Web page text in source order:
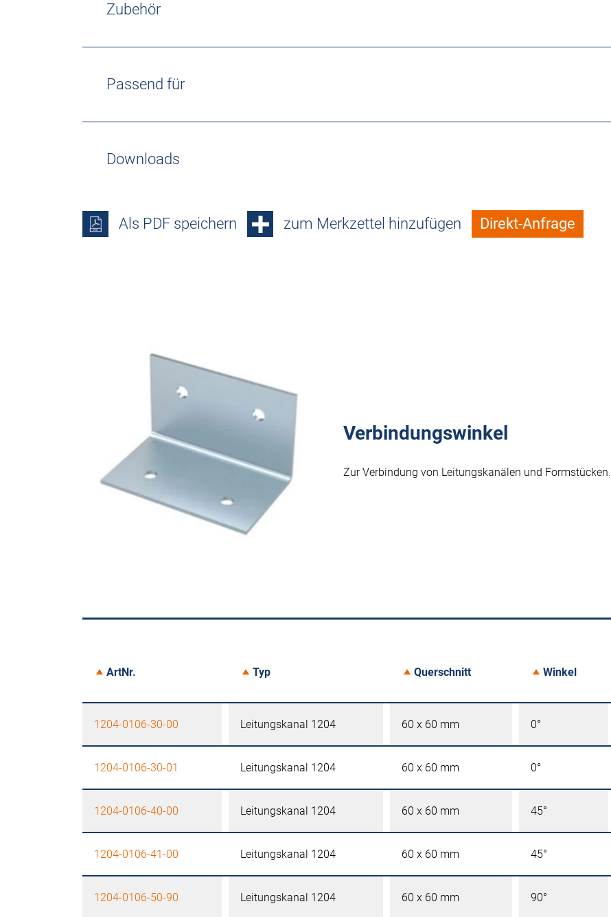
Zubehör
Passend für
Downloads
Als PDF speichern zum Merkzettel hinzufügen Direkt-Anfrage
Verbindungswinkel
Zur Verbindung von Leitungskanälen und Formstücken.
ArtNr. Typ Querschnitt Winkel
1204-0106-30-00 Leitungskanal 1204 60 x 60 mm 0°
1204-0106-30-01 Leitungskanal 1204 60 x 60 mm 0°
1204-0106-40-00 Leitungskanal 1204 60 x 60 mm 45°
1204-0106-41-00 Leitungskanal 1204 60 x 60 mm 45°
1204-0106-50-90 Leitungskanal 1204 60 x 60 mm 90°